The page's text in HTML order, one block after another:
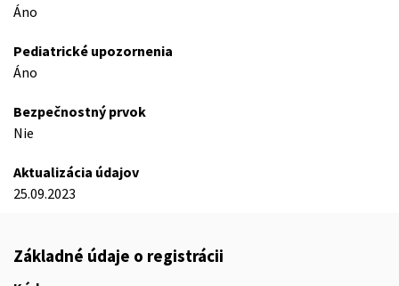
Áno
Pediatrické upozornenia
Áno
Bezpečnostný prvok
Nie
Aktualizácia údajov
25.09.2023
Základné údaje o registrácii